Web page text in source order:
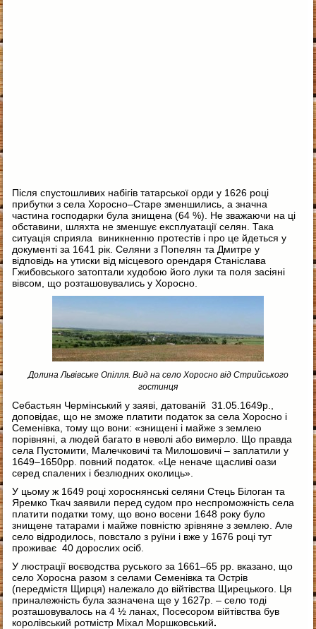
Після спустошливих набігів татарської орди у 1626 році
прибутки з села Хоросно–Старе зменшились, а значна
частина господарки була знищена (64 %). Не зважаючи на ці
обставини, шляхта не зменшує експлуатації селян. Така
ситуація сприяла виникненню протестів і про це йдеться у
документі за 1641 рік. Селяни з Попелян та Дмитре у
відповідь на утиски від місцевого орендаря Станіслава
Гжибовського затоптали худобою його луки та поля засіяні
вівсом, що розташовувались у Хоросно.
Долина Львівське Опілля. Вид на село Хоросно від Стрийського
гостинця
Себастьян Чермінський у заяві, датованій 31.05.1649р.,
доповідає, що не зможе платити податок за села Хоросно і
Семенівка, тому що вони: «знищені і майже з землею
порівняні, а людей багато в неволі або вимерло. Що правда
села Пустомити, Малечковичі та Милошовичі – заплатили у
1649–1650рр. повний податок. «Це неначе щасливі оази
серед спалених і безлюдних околиць».
У цьому ж 1649 році хороснянські селяни Стець Білоган та
Яремко Ткач заявили перед судом про неспроможність села
платити податки тому, що воно восени 1648 року було
знищене татарами і майже повністю зрівняне з землею. Але
село відродилось, повстало з руїни і вже у 1676 році тут
проживає 40 дорослих осіб.
У люстрації воєводства руського за 1661–65 рр. вказано, що
село Хоросна разом з селами Семенівка та Острів
(передмістя Щирця) належало до війтівства Щирецького. Ця
приналежність була зазначена ще у 1627р. – село тоді
розташовувалось на 4 ½ ланах, Посесором війтівства був
королівський ротмістр Міхал Моршковський.